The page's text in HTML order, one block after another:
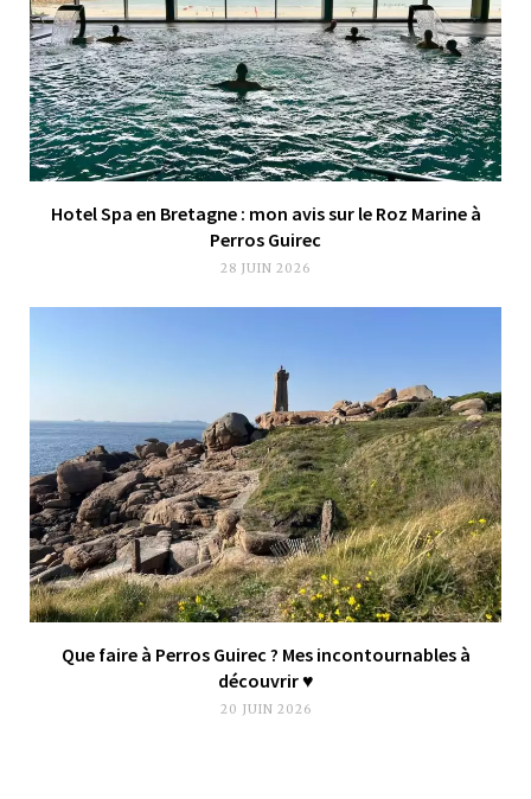
Hotel Spa en Bretagne : mon avis sur le Roz Marine à
Perros Guirec
28 JUIN 2026
Que faire à Perros Guirec ? Mes incontournables à
découvrir ♥︎
20 JUIN 2026